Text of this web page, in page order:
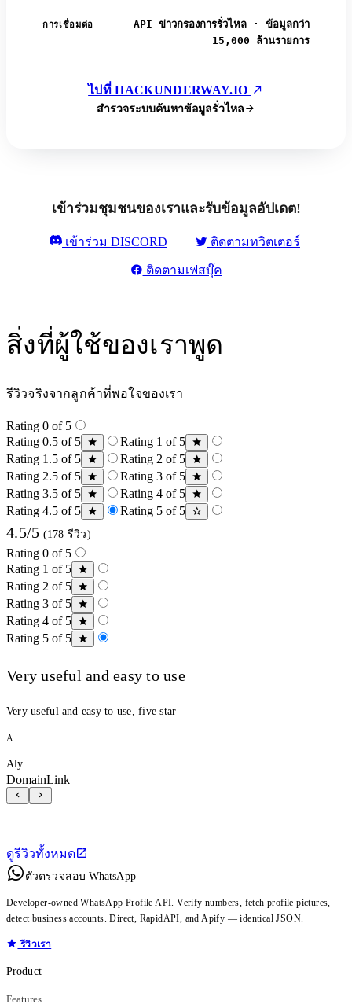
การเชื่อมต่อ
API ข่าวกรองการรั่วไหล · ข้อมูลกว่า
15,000 ล้านรายการ
ไปที่ HACKUNDERWAY.IO
สำรวจระบบค้นหาข้อมูลรั่วไหล
เข้าร่วมชุมชนของเราและรับข้อมูลอัปเดต!
เข้าร่วม DISCORD ติดตามทวิตเตอร์
ติดตามเฟสบุ๊ค
สิ่งที่ผู้ใช้ของเราพูด
รีวิวจริงจากลูกค้าที่พอใจของเรา
Rating 0 of 5
Rating 0.5 of 5
Rating 1 of 5
Rating 1.5 of 5
Rating 2 of 5
Rating 2.5 of 5
Rating 3 of 5
Rating 3.5 of 5
Rating 4 of 5
Rating 4.5 of 5
Rating 5 of 5
4.5/5 (178 รีวิว)
Rating 0 of 5
Rating 1 of 5
Rating 2 of 5
Rating 3 of 5
Rating 4 of 5
Rating 5 of 5
Very useful and easy to use
Very useful and easy to use, five star
A
Aly
DomainLink
ดูรีวิวทั้งหมด
ตัวตรวจสอบ WhatsApp
Developer-owned WhatsApp Profile API. Verify numbers, fetch profile pictures,
detect business accounts. Direct, RapidAPI, and Apify — identical JSON.
รีวิวเรา
Product
Features